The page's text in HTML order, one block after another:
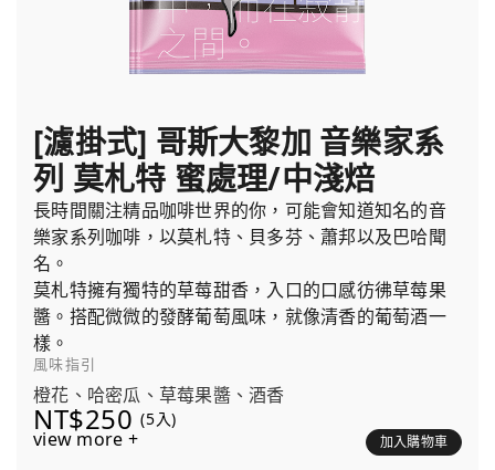
[濾掛式] 哥斯大黎加 音樂家系
列 莫札特 蜜處理/中淺焙
長時間關注精品咖啡世界的你，可能會知道知名的音
樂家系列咖啡，以莫札特、貝多芬、蕭邦以及巴哈聞
名。
莫札特擁有獨特的草莓甜香，入口的口感彷彿草莓果
醬。搭配微微的發酵葡萄風味，就像清香的葡萄酒一
樣。
風味指引
橙花、哈密瓜、草莓果醬、酒香
NT$250 (5入)
view more + 加入購物車